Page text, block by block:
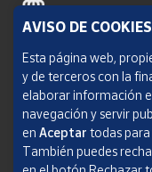
Política de cookies
Aviso legal
Condiciones del servicio
Política de Privacidad
AVISO DE COOKIES
Esta página web,
y de terceros con la
elaborar información
navegación y servir
en Aceptar todas
También puedes